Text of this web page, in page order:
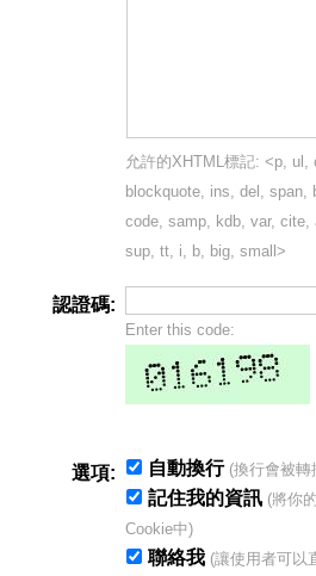
允許的XHTML標記: <p, ul,
blockquote, ins, del, span,
code, samp, kdb, var, cite,
sup, tt, i, b, big, small>
認證碼:
Enter this code:
選項: 自動換行 (換行會被
記住我的資訊 (將你
Cookie中)
聯絡我 (讓使用者可以